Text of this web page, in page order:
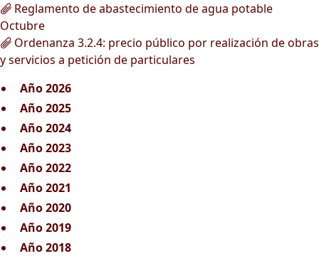
Reglamento de abastecimiento de agua potable
Octubre
Ordenanza 3.2.4: precio público por realización de obras
y servicios a petición de particulares
Año 2026
Año 2025
Año 2024
Año 2023
Año 2022
Año 2021
Año 2020
Año 2019
Año 2018